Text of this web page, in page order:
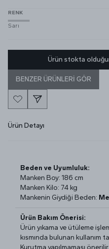
RENK
Sarı
Ürün stokta
BENZER ÜRÜNLERİ GÖR
Ürün Detayı
Beden ve Uyumluluk:
Manken Boy: 186 cm
Manken Kilo: 74 kg
Mankenin Giydiği Beden:
Ürün Bakım Önerisi:
Ürün yıkama ve ütüleme
kısmında bulunan kullanım
Kurutma yapılmaması önerilir.